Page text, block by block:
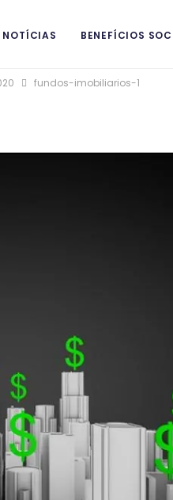
NOTÍCIAS BENEFÍCIOS
fundos-imobiliarios-1